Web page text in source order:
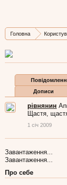
Головна 0
Дописи
рівнянин
Щастя,
1 січ 2009
Завантаження...
Завантаження...
Про себе